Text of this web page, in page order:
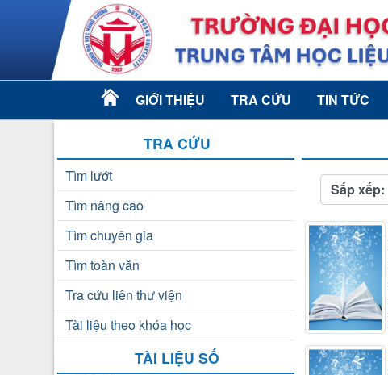
GIỚI THIỆU TRA CỨU TIN TỨC
TRA CỨU
Tìm lướt
Tìm nâng cao
Tìm chuyên gia
Tìm toàn văn
Tra cứu liên thư viện
Tài liệu theo khóa học
TÀI LIỆU SỐ
Sắp xếp: